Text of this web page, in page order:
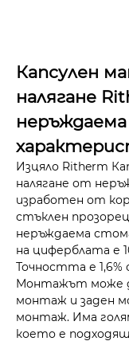
Капсулен
налягане
Изцяло Ritherm
налягане от
изработен от
стъклен
неръждаема
на циферблата е
Точността е 1,6%
Монтажът може
монтаж и заден
монтаж. Има
което е